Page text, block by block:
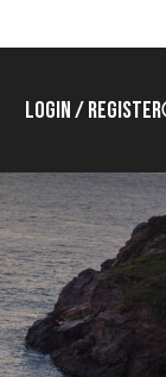
LOGIN / REGISTER